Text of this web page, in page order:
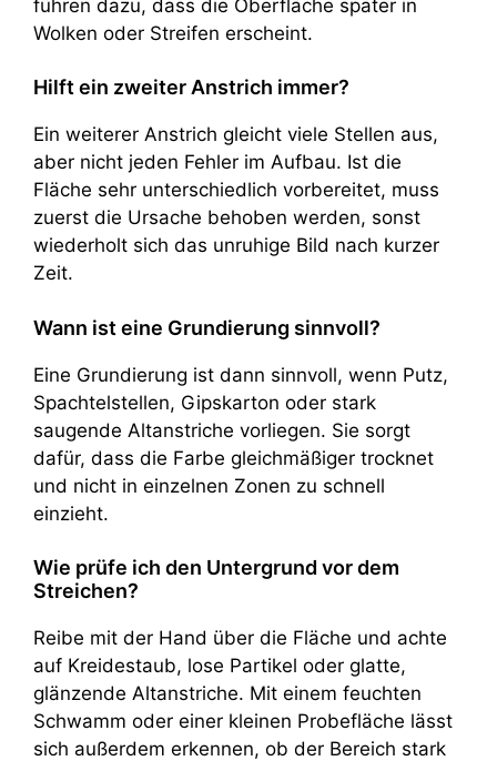
führen dazu, dass die Oberfläche später in
Wolken oder Streifen erscheint.
Hilft ein zweiter Anstrich immer?
Ein weiterer Anstrich gleicht viele Stellen aus,
aber nicht jeden Fehler im Aufbau. Ist die
Fläche sehr unterschiedlich vorbereitet, muss
zuerst die Ursache behoben werden, sonst
wiederholt sich das unruhige Bild nach kurzer
Zeit.
Wann ist eine Grundierung sinnvoll?
Eine Grundierung ist dann sinnvoll, wenn Putz,
Spachtelstellen, Gipskarton oder stark
saugende Altanstriche vorliegen. Sie sorgt
dafür, dass die Farbe gleichmäßiger trocknet
und nicht in einzelnen Zonen zu schnell
einzieht.
Wie prüfe ich den Untergrund vor dem
Streichen?
Reibe mit der Hand über die Fläche und achte
auf Kreidestaub, lose Partikel oder glatte,
glänzende Altanstriche. Mit einem feuchten
Schwamm oder einer kleinen Probefläche lässt
sich außerdem erkennen, ob der Bereich stark